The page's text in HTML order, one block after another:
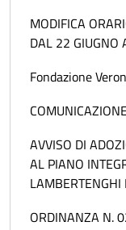
MODIFICA
DAL 22 GIUGNO
Fondazione
AVVISO DI
AL PIANO
ORDINANZA N.